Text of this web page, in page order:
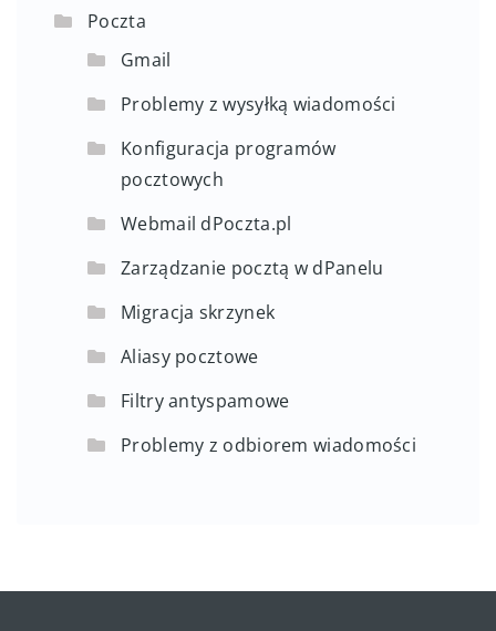
Poczta
Gmail
Problemy z wysyłką wiadomości
Konfiguracja programów
pocztowych
Webmail dPoczta.pl
Zarządzanie pocztą w dPanelu
Migracja skrzynek
Aliasy pocztowe
Filtry antyspamowe
Problemy z odbiorem wiadomości